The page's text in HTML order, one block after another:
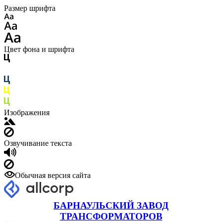
Размер шрифта
Цвет фона и шрифта
Изображения
Озвучивание текста
Обычная версия сайта
БАРНАУЛЬСКИЙ ЗАВОД
ТРАНСФОРМАТОРОВ